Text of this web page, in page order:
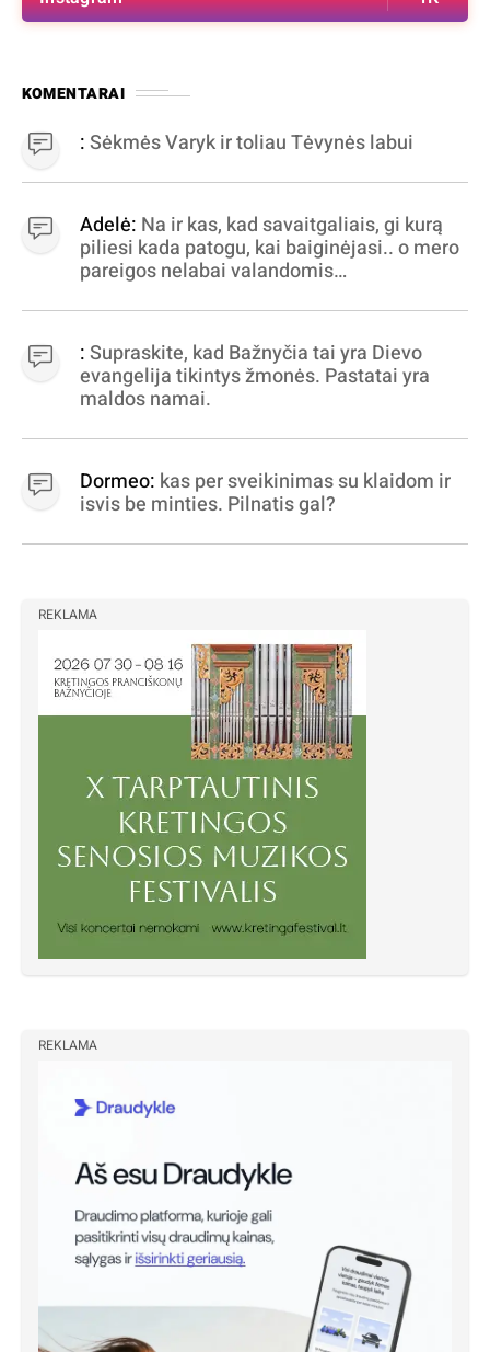
KOMENTARAI
:Sėkmės Varyk ir toliau Tėvynės labui
Adelė: Na ir kas, kad savaitgaliais, gi kurą
piliesi kada patogu, kai baiginėjasi.. o mero
pareigos nelabai valandomis
virpinimas, ieškokit kur milijonus vagia
dujininkai, elektros aferistai, stadionų
statytojai Vilnuje
:Supraskite, kad Bažnyčia tai yra Dievo
evangelija tikintys žmonės. Pastatai yra
maldos namai.
Dormeo: kas per sveikinimas su klaidom ir
isvis be minties. Pilnatis gal?
REKLAMA
REKLAMA